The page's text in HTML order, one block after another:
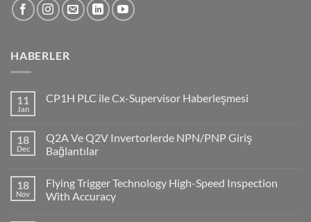
HABERLER
11
Jan
CP1H PLC ile Cx-Supervisor Haberleşmesi
CP1H
PLC
ile
Haberleşmesi
18
Dec
Q2A Ve Q2V Invertorlerde NPN/PNP Giriş
Bağlantılar
on
Q2A
Ve
18
Nov
Flying Trigger Technology High-Speed Inspection
With Accuracy